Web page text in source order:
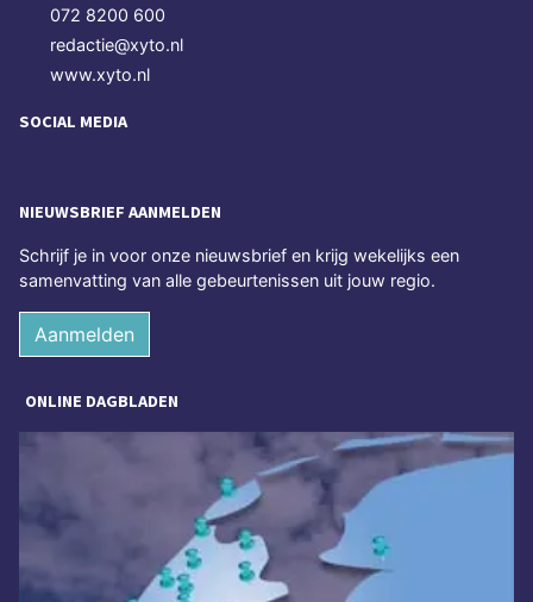
072 8200 600
redactie@xyto.nl
www.xyto.nl
SOCIAL MEDIA
NIEUWSBRIEF AANMELDEN
Schrijf je in voor onze nieuwsbrief en krijg wekelijks een
samenvatting van alle gebeurtenissen uit jouw regio.
Aanmelden
ONLINE DAGBLADEN